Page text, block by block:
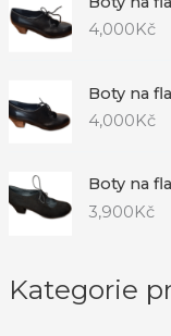
4,000 Kč
Boty na
4,000 Kč
Boty na
3,900Kč
Kategorie